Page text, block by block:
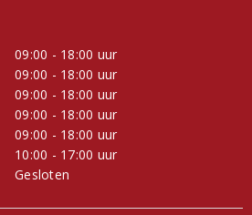
09:00 - 18:00 uur
09:00 - 18:00 uur
09:00 - 18:00 uur
09:00 - 18:00 uur
09:00 - 18:00 uur
10:00 - 17:00 uur
Gesloten